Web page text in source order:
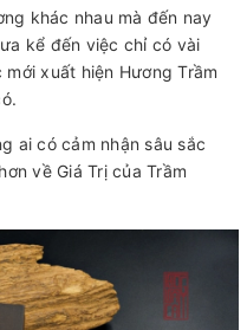
khác nhau mà đến nay
kể đến việc chỉ có vài
xuất hiện Hương Trầm
ai có cảm nhận sâu sắc
về Giá Trị của Trầm